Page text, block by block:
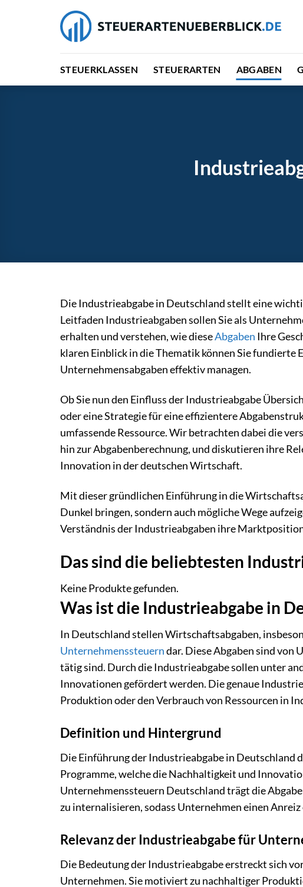
STEUERKLASSEN STEUERARTEN ABGABEN
Die Industrieabgabe in Deutschland stellt eine
Leitfaden Industrieabgaben sollen Sie als
erhalten und verstehen, wie dieseAbgaben Ihre
klaren Einblick in die Thematik können Sie
Unternehmensabgaben effektiv managen.
Ob Sie nun den Einfluss der Industrieabgabe
oder eine Strategie für eine effizientere
umfassende Ressource. Wir betrachten dabei die
hin zur Abgabenberechnung, und diskutieren ihre
Innovation in der deutschen Wirtschaft.
Mit dieser gründlichen Einführung in die
Dunkel bringen, sondern auch mögliche Wege
Verständnis der Industrieabgaben ihre
Das sind die beliebtesten
Keine Produkte gefunden.
Was ist die Industrieabgabe in
In Deutschland stellen Wirtschaftsabgaben,
Unternehmenssteuerndar. Diese Abgaben sind von
tätig sind. Durch die Industrieabgabe sollen unter
Innovationen gefördert werden. Die genaue
Produktion oder den Verbrauch von Ressourcen in
Definition und Hintergrund
Die Einführung der Industrieabgabe in
Programme, welche die Nachhaltigkeit und
Unternehmenssteuern Deutschland trägt die
zu internalisieren, sodass Unternehmen einen
Relevanz der Industrieabgabe für
Die Bedeutung der Industrieabgabe erstreckt sich
Unternehmen. Sie motiviert zu nachhaltiger